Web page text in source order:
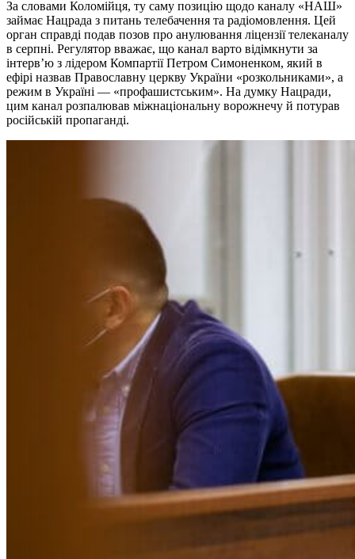
За словами Коломійця, ту саму позицію щодо каналу «НАШ»
займає Нацрада з питань телебачення та радіомовлення. Цей
орган справді подав позов про анулювання ліцензії телеканалу
в серпні. Регулятор вважає, що канал варто відімкнути за
інтерв’ю з лідером Компартії Петром Симоненком, який в
ефірі назвав Православну церкву України «розкольниками», а
режим в Україні — «профашистським». На думку Нацради,
цим канал розпалював міжнаціональну ворожнечу й потурав
російській пропаганді.